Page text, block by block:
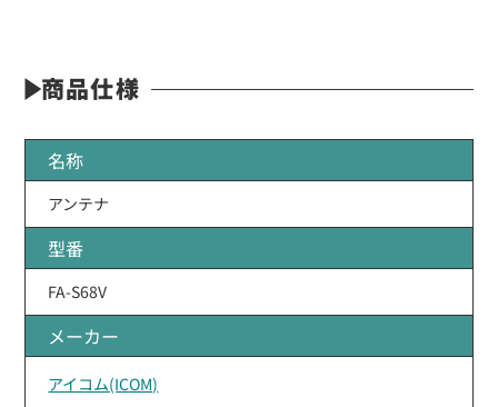
商品仕様
名称
アンテナ
型番
FA-S68V
メーカー
アイコム(ICOM)